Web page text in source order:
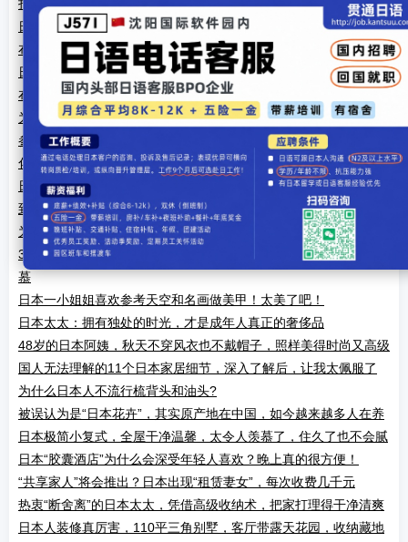
打扮
日本大叔花5千块买了一栋房子，距离东京1小时还随机赠送小河瀑
布
日本大叔花5千块买了一栋房子，距离东京1小时还随机赠送小河瀑
布
为什么说日本家居走心？看完这3样家居物品的设计，我明白了
参观日本家庭的装修，房子很小却也够用，6个细节设计很人性
化！
日本不愧是软装大佬，这10个人性化家居细节，国内真没几家做的
到
为啥日本公司倾向于字体标，美国公司倾向于图形标
38岁日本太太晒出生活照：坚持断舍离5年，家里干净整洁惹人羡
慕
日本一小姐姐喜欢参考天空和名画做美甲！太美了吧！
日本太太：拥有独处的时光，才是成年人真正的奢侈品
48岁的日本阿姨，秋天不穿风衣也不戴帽子，照样美得时尚又高级
国人无法理解的11个日本家居细节，深入了解后，让我太佩服了
为什么日本人不流行梳背头和油头?
被误认为是“日本花卉”，其实原产地在中国，如今越来越多人在养
日本极简小复式，全屋干净温馨，太令人羡慕了，住久了也不会腻
日本“胶囊酒店”为什么会深受年轻人喜欢？晚上真的很方便！
“共享家人”将会推出？日本出现“租赁妻女”，每次收费几千元
热衷“断舍离”的日本太太，凭借高级收纳术，把家打理得干净清爽
日本人装修真厉害，110平三角别墅，客厅带露天花园，收纳藏地